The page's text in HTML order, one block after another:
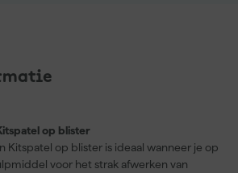
op blister
Kitspatel op blister is ideaal wanneer je op
voor het strak afwerken van